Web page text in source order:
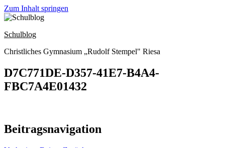
Zum Inhalt springen
Schulblog
Christliches Gymnasium „Rudolf Stempel" Riesa
D7C771DE-D357-41E7-B4A4-
FBC7A4E01432
Beitragsnavigation